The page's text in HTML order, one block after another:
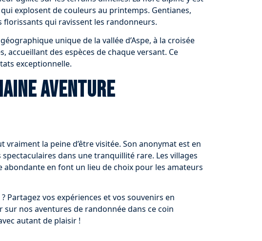
explosent de couleurs au printemps. Gentianes,
qui ravissent les randonneurs.
unique de la vallée d’Aspe, à la croisée
des espèces de chaque versant. Ce
exceptionnelle.
aventure
vraiment la peine d’être visitée. Son anonymat est en
dans une tranquillité rare. Les villages
en font un lieu de choix pour les amateurs
Partagez vos expériences et vos souvenirs en
nos aventures de randonnée dans ce coin
autant de plaisir !